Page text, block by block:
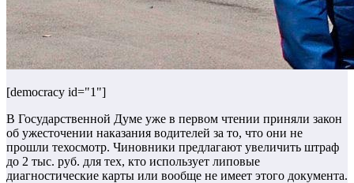
[democracy id="1"]
В Государственной Думе уже в первом чтении приняли закон
об ужесточении наказания водителей за то, что они не
прошли техосмотр. Чиновники предлагают увеличить штраф
до 2 тыс. руб. для тех, кто использует липовые
диагностические карты или вообще не имеет этого документа.